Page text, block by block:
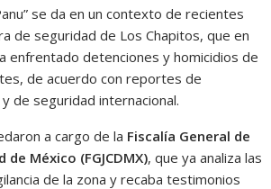
se da en un contexto de recientes
de seguridad de Los Chapitos, que en
enfrentado detenciones y homicidios de
de acuerdo con reportes de
de seguridad internacional.
a cargo de la Fiscalía General de
de México (FGJCDMX), que ya analiza las
de la zona y recaba testimonios